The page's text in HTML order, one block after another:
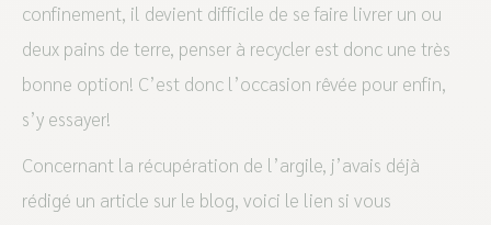
confinement, il devient difficile de se faire livrer un ou
deux pains de terre, penser à recycler est donc une très
bonne option! C’est donc l’occasion rêvée pour enfin,
s’y essayer!
Concernant la récupération de l’argile, j’avais déjà
rédigé un article sur le blog, voici le lien si vous